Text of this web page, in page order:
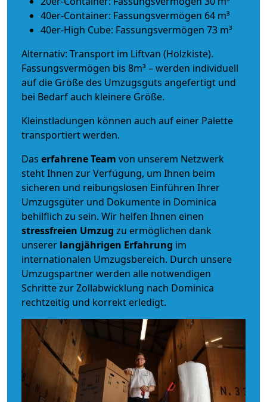
40er-Container: Fassungsvermögen 64 m³
40er-High Cube: Fassungsvermögen 73 m³
Alternativ: Transport im Liftvan (Holzkiste).
Fassungsvermögen bis 8m³ – werden individuell
auf die Größe des Umzugsguts angefertigt und
bei Bedarf auch kleinere Größe.
Kleinstladungen können auch auf einer Palette
transportiert werden.
Das erfahrene Team von unserem Netzwerk
steht Ihnen zur Verfügung, um Ihnen beim
sicheren und reibungslosen Einführen Ihrer
Umzugsgüter und Dokumente in Dominica
behilflich zu sein. Wir helfen Ihnen einen
stressfreien Umzug zu ermöglichen dank
unserer langjährigen Erfahrung im
internationalen Umzugsbereich. Durch unsere
Umzugspartner werden alle notwendigen
Schritte zur Zollabwicklung nach Dominica
rechtzeitig und korrekt erledigt.